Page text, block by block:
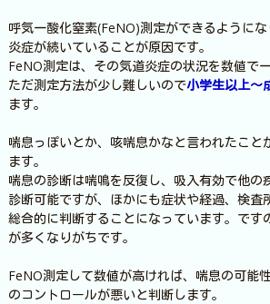
呼気一酸化窒素(FeNO)測定ができるように
炎症が続いていることが原因です。
FeNO測定は、その気道炎症の状況を数値で
ただ測定方法が少し難しいので小学生以上～
ます。
喘息っぽいとか、咳喘息かなと言われたこと
ます。
喘息の診断は喘鳴を反復し、吸入有効で他の
診断可能ですが、ほかにも症状や経過、検査
総合的に判断することになっています。です
が多くなりがちです。
FeNO測定して数値が高ければ、喘息の可能
のコントロールが悪いと判断します。